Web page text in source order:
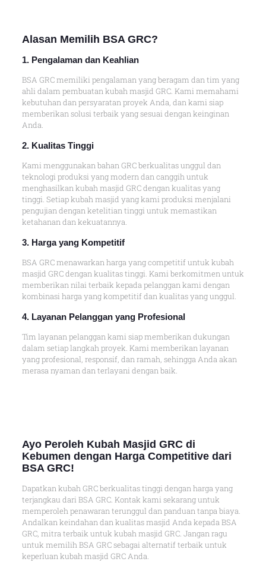
Alasan Memilih BSA GRC?
1. Pengalaman dan Keahlian
BSA GRC memiliki pengalaman yang beragam dan tim yang
ahli dalam pembuatan kubah masjid GRC. Kami memahami
kebutuhan dan persyaratan proyek Anda, dan kami siap
memberikan solusi terbaik yang sesuai dengan keinginan
Anda.
2. Kualitas Tinggi
Kami menggunakan bahan GRC berkualitas unggul dan
teknologi produksi yang modern dan canggih untuk
menghasilkan kubah masjid GRC dengan kualitas yang
tinggi. Setiap kubah masjid yang kami produksi menjalani
pengujian dengan ketelitian tinggi untuk memastikan
ketahanan dan kekuatannya.
3. Harga yang Kompetitif
BSA GRC menawarkan harga yang competitif untuk kubah
masjid GRC dengan kualitas tinggi. Kami berkomitmen untuk
memberikan nilai terbaik kepada pelanggan kami dengan
kombinasi harga yang kompetitif dan kualitas yang unggul.
4. Layanan Pelanggan yang Profesional
Tim layanan pelanggan kami siap memberikan dukungan
dalam setiap langkah proyek. Kami memberikan layanan
yang profesional, responsif, dan ramah, sehingga Anda akan
merasa nyaman dan terlayani dengan baik.
Ayo Peroleh Kubah Masjid GRC di
Kebumen dengan Harga Competitive dari
BSA GRC!
Dapatkan kubah GRC berkualitas tinggi dengan harga yang
terjangkau dari BSA GRC. Kontak kami sekarang untuk
memperoleh penawaran terunggul dan panduan tanpa biaya.
Andalkan keindahan dan kualitas masjid Anda kepada BSA
GRC, mitra terbaik untuk kubah masjid GRC. Jangan ragu
untuk memilih BSA GRC sebagai alternatif terbaik untuk
keperluan kubah masjid GRC Anda.